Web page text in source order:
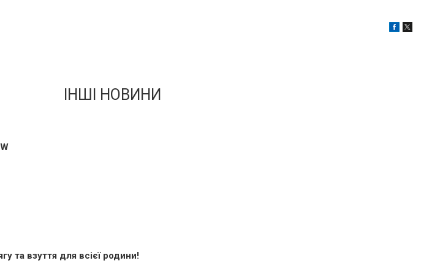
ІНШІ НОВИНИ
та взуття для всієї родини!